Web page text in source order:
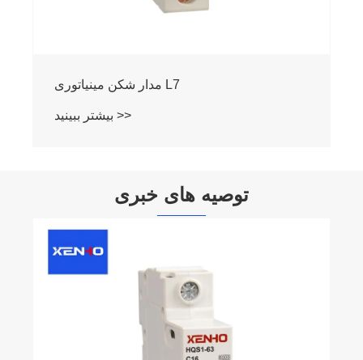
توصیه های خبری
عملکرد قطع کننده مدار